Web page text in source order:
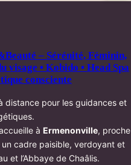
– Sérénité, Féminin,
visage • Kobido • Head Spa
consciente
distance pour les guidances et
à Ermenonville, proche
cadre paisible, verdoyant et
et l’Abbaye de Chaâlis.